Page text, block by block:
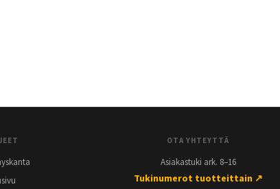
OTA YHTEYTTÄ
Asiakastuki ark. 8–16
Tukinumerot tuotteittain ↗